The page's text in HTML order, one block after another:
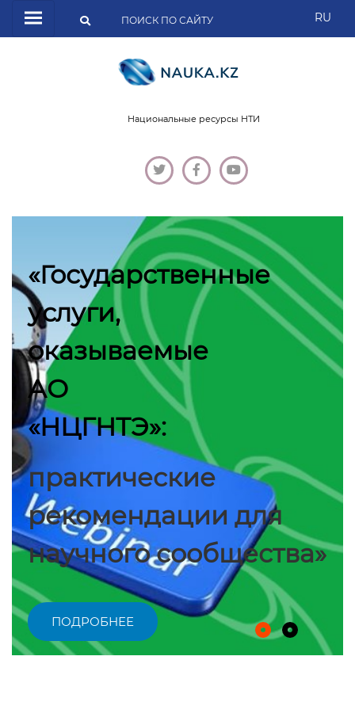
RU
Национальные ресурсы НТИ
«Государственные
услуги,
оказываемые
АО
«НЦГНТЭ»:
практические
рекомендации для
научного сообщества»
ПОДРОБНЕЕ